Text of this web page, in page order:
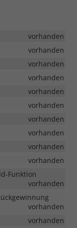
vorhanden
vorhanden
vorhanden
vorhanden
vorhanden
vorhanden
vorhanden
vorhanden
vorhanden
vorhanden
Funktion
vorhanden
vorhanden
vorhanden